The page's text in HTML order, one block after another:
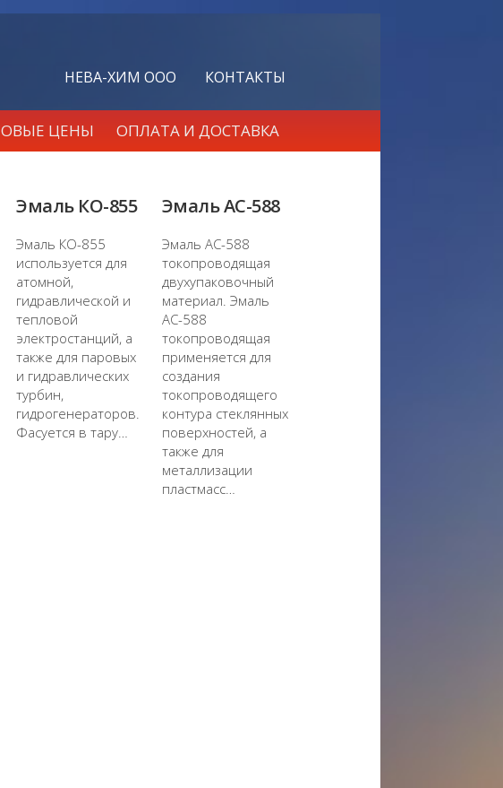
НЕВА-ХИМ ООО КОНТАКТЫ
ЦЕНЫ ОПЛАТА И ДОСТАВКА
Эмаль КО-855
Эмаль КО-855
используется для
атомной,
гидравлической и
тепловой
электростанций, а
также для паровых
и гидравлических
турбин,
гидрогенераторов.
Фасуется в тару…
Эмаль АС-588
Эмаль АС-588
токопроводящая
двухупаковочный
материал. Эмаль
АС-588
токопроводящая
применяется для
создания
токопроводящего
контура стеклянных
поверхностей, а
также для
металлизации
пластмасс…